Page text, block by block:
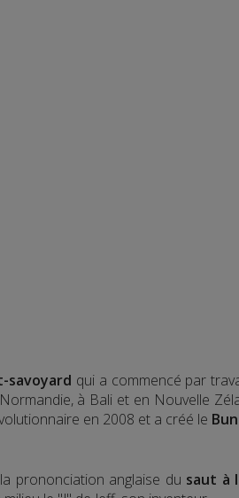
savoyard qui a commencé par
à Bali et en Nouvelle
en 2008 et a créé le
prononciation anglaise du saut à